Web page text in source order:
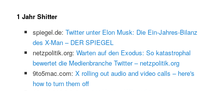
1 Jahr Shitter
spiegel.de: Twitter unter Elon Musk: Die Ein-Jahres-Bilanz
des X-Man – DER SPIEGEL
netzpolitik.org: Warten auf den Exodus: So katastrophal
bewertet die Medienbranche Twitter – netzpolitik.org
9to5mac.com: X rolling out audio and video calls – here's
how to turn them off